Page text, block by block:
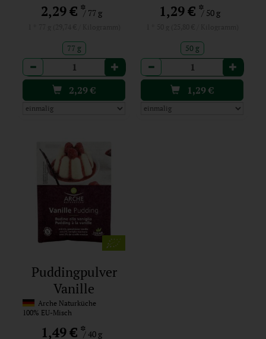
2,29 € */ 77 g
77 g
Anzahl
2,29€
1,29 € */ 50 g
50 g
Anzahl
1,29€
Puddingpulver
Vanille
Arche Naturküche
100% EU-Misch
1,49 € */ 40 g